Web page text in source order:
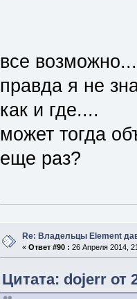
все
правда я не
как и где....
может тогда
еще раз?
Re: Владельцы Element
«Ответ #90 : 26 Апреля 2014,
Цитата: dojerr от